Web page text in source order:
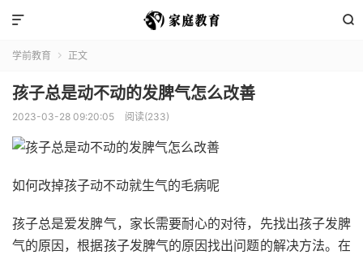


学前教育  正文
孩子总是动不动的发脾气怎么改善
2023-03-28 09:20:05 阅读(233)
如何改掉孩子动不动就生气的毛病呢
孩子总是爱发脾气，家长需要耐心的对待，先找出孩子发脾
气的原因，根据孩子发脾气的原因找出问题的解决方法。在